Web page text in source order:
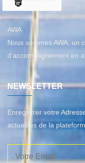
AWA
Nous sommes AWA, un
d'accompagnement en
NEWSLETTER
Enregistrer votre
actualités de la